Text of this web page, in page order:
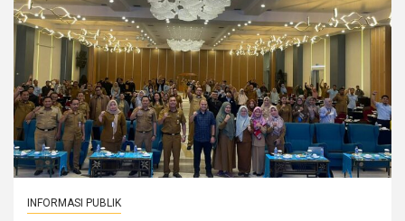
INFORMASI PUBLIK